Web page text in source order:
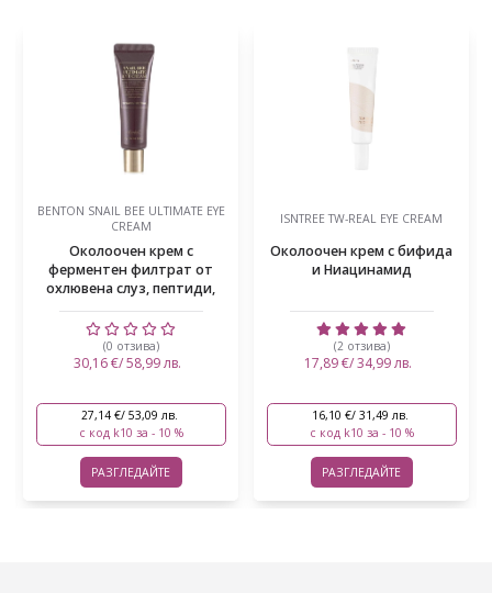
BENTON SNAIL BEE ULTIMATE EYE
CREAM
Oколоочен крем с
ферментен филтрат от
охлювена слуз, пептиди,
хиа...
(0 отзива)
30,16 €/ 58,99 лв.
27,14 €/ 53,09 лв.
с код k10 за - 10 %
РАЗГЛЕДАЙТЕ
ISNTREE TW-REAL EYE CREAM
Околоочен крем с бифида
и Ниацинамид
(2 отзива)
17,89 €/ 34,99 лв.
16,10 €/ 31,49 лв.
с код k10 за - 10 %
РАЗГЛЕДАЙТЕ